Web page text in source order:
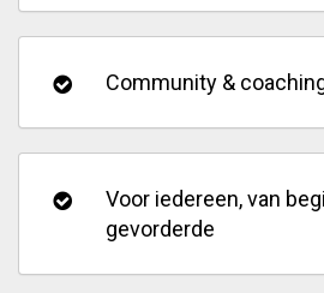
Community &
Voor iedereen, van
gevorderde